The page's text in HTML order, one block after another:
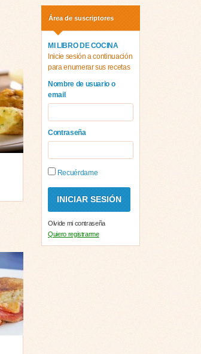
Área de suscriptores
MI LIBRO DE COCINA
Inicie sesión a continuación
para enumerar sus recetas
Nombre de usuario o
email
Contraseña
Recuérdame
Olvide mi contraseña
Quiero registrarme